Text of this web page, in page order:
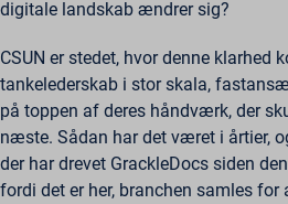
digitale landskab ændrer sig?
CSUN er stedet, hvor denne klarhed
tankelederskab i stor skala,
på toppen af deres håndværk, der
næste. Sådan har det været i årtier,
der har drevet GrackleDocs siden
fordi det er her, branchen samles